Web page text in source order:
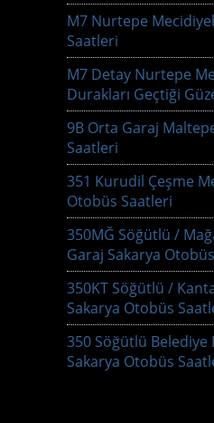
M7 Nurtepe
Saatleri
M7 Detay Nurtepe
Durakları Geçtiği
9B Orta Garaj
Saatleri
351 Kurudil Çeşme
Otobüs Saatleri
350MĞ Söğütlü /
Garaj Sakarya
350KT Söğütlü /
Sakarya Otobüs
350 Söğütlü Belediye
Sakarya Otobüs